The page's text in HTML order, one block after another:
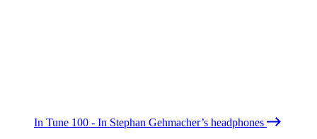
In Tune 100 - In Stephan Gehmacher’s headphones